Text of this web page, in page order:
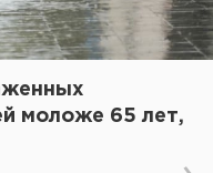
моложе 65 лет,